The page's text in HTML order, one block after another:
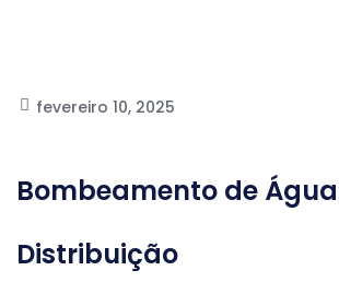
fevereiro 10, 2025
Bombeamento de
Distribuição